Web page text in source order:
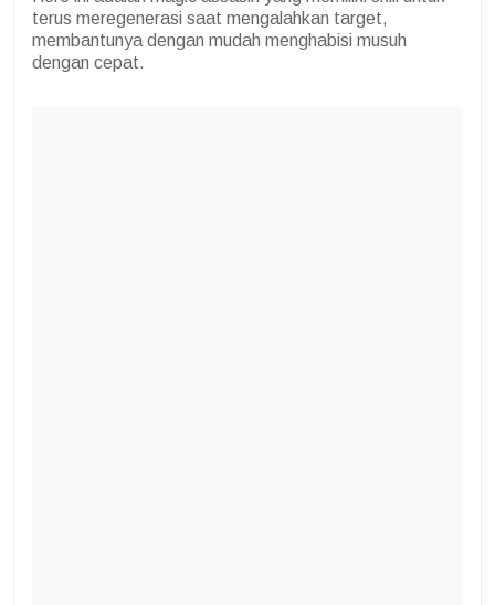
terus meregenerasi saat mengalahkan target,
membantunya dengan mudah menghabisi musuh
dengan cepat.